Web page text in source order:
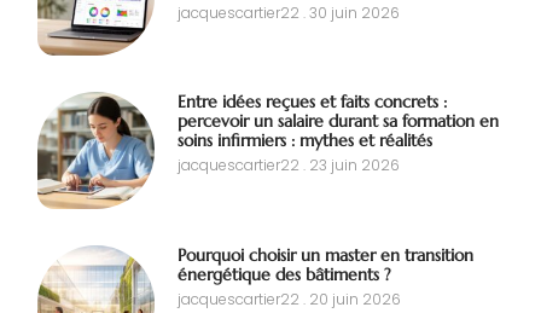
jacquescartier22 30 juin 2026
Entre idées reçues et faits concrets :
percevoir un salaire durant sa formation en
soins infirmiers : mythes et réalités
jacquescartier22 23 juin 2026
Pourquoi choisir un master en transition
énergétique des bâtiments ?
jacquescartier22 20 juin 2026